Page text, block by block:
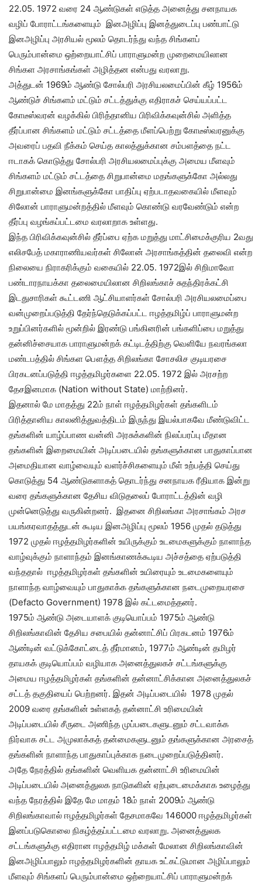
22.05. 1972 வரை 24 ஆண்டுகள் எடுத்த அனைத்து சனநாயக
வழிப் போராட்டங்களையும் இனஅழிப்பு இனத்துடைப்பு பண்பாட்டு
இனஅழிப்பு அரசியல் மூலம் தொடர்ந்து வந்த சிங்களப்
பெரும்பான்மை ஒற்றையாட்சிப் பாராளுமன்ற முறைமையிலான
சிங்கள அரசாங்கங்கள் அழித்தன என்பது வரலாறு.
அத்துடன் 1969ம் ஆண்டு சோல்பரி அரசியலமைப்பின் கீழ் 1956ம்
ஆண்டுச் சிங்களம் மட்டும் சட்டத்துக்கு எதிராகச் செய்யப்பட்ட
கோடீஸ்வரன் வழக்கில் பிரித்தானிய பிரிவிக்கவுன்சில் அளித்த
தீர்ப்பான சிங்களம் மட்டும் சட்டத்தை மீளப்பெற்று கோடீஸ்வரனுக்கு
அவரைப் பதவி நீக்கம் செய்த காலத்துக்கான சம்பளத்தை நட்ட
ஈடாகக் கொடுத்து சோல்பரி அரசியலமைப்புக்கு அமைய மீளவும்
சிங்களம் மட்டும் சட்டத்தை சிறுபான்மை மதங்களுக்கோ அல்லது
சிறுபான்மை இனங்களுக்கோ பாதிப்பு ஏற்படாதவகையில் மீளவும்
சிலோன் பாராளுமன்றத்தில் மீளவும் கொண்டு வரவேண்டும் என்ற
தீர்ப்பு வழங்கப்பட்டமை வரலாறாக உள்ளது.
இந்த பிரிவிக்கவுன்சில் தீர்ப்பை ஏற்க மறுத்து மாட்சிமைக்குரிய 2வது
எலிசபேத் மகாராணியவர்கள் சிலோன் அரசாங்கத்தின் தலைவி என்ற
நிலையை நிராகரிக்கும் வகையில் 22.05. 1972இல் சிறிமாவோ
பண்டாரநாயக்கா தலைமையிலான சிறிலங்காச் சுதந்திரக்கட்சி
இடதுசாரிகள் கூட்டணி ஆட்சியாளர்கள் சோல்பரி அரசியலமைப்பை
வன்முறைப்படுத்தி தேர்ந்தெடுக்கப்பட்ட ஈழத்தமிழ்ப் பாராளுமன்ற
உறுப்பினர்களில் மூன்றில் இரண்டு பங்கினரின் பங்களிப்பை மறுத்து
தன்னிச்சையாக பாராளுமன்றக் கட்டிடத்திற்கு வெளியே நவரங்கலா
மண்டபத்தில் சிங்கள பௌத்த சிறிலங்கா சோசலிச குடியரசை
பிரகடனப்படுத்தி ஈழத்தமிழர்களை 22.05. 1972 இல் அரசற்ற
தேசஇனமாக (Nation without State) மாற்றினர்.
இதனால் மே மாதத்து 22ம் நாள் ஈழத்தமிழர்கள் தங்களிடம்
பிரித்தானிய காலனித்துவத்திடம் இருந்து இயல்பாகவே மீண்டுவிட்ட
தங்களின் யாழ்ப்பாண வன்னி அரசுக்களின் நிலப்பரப்பு மீதான
தங்களின் இறைமையின் அடிப்படையில் தங்களுக்கான பாதுகாப்பான
அமைதியான வாழ்வையும் வளர்ச்சிகளையும் மீள் உற்பத்தி செய்து
கொடுத்து 54 ஆண்டுகளாகத் தொடர்ந்து சனநாயக ரீதியாக இன்று
வரை தங்களுக்கான தேசிய விடுதலைப் போராட்டத்தின் வழி
முன்னெடுத்து வருகின்றனர். இதனை சிறிலங்கா அரசாங்கம் அரச
பயங்கரவாதத்துடன் கூடிய இனஅழிப்பு மூலம் 1956 முதல் தடுத்து
1972 முதல் ஈழத்தமிழர்களின் உயிருக்கும் உடமைகளுக்கும் நாளாந்த
வாழ்வுக்கும் நாளாந்தம் இனங்காணக்கூடிய அச்சத்தை ஏற்படுத்தி
வந்ததால் ஈழத்தமிழர்கள் தங்களின் உயிரையும் உடமைகளையும்
நாளாந்த வாழ்வையும் பாதுகாக்க தங்களுக்கான நடைமுறையரசை
(Defacto Government) 1978 இல் கட்டமைத்தனர்.
1975ம் ஆண்டு அடையாளக் குடியொப்பம் 1975ம் ஆண்டு
சிறிலங்காவின் தேசிய சபையில் தன்னாட்சிப் பிரகடனம் 1976ம்
ஆண்டின் வட்டுக்கோட்டைத் தீர்மானம், 1977ம் ஆண்டின் தமிழர்
தாயகக் குடியொப்பம் வழியாக அனைத்துலகச் சட்டங்களுக்கு
அமைய ஈழத்தமிழர்கள் தங்களின் தன்னாட்சிக்கான அனைத்துலகச்
சட்டத் தகுதியைப் பெற்றனர். இதன் அடிப்படையில் 1978 முதல்
2009 வரை தங்களின் உள்ளகத் தன்னாட்சி உரிமையின்
அடிப்படையில் சீருடை அணிந்த முப்படைகளுடனும் சட்டவாக்க
நிர்வாக சட்ட அமுலாக்கத் தன்மைகளுடனும் தங்களுக்கான அரசைத்
தங்களின் நாளாந்த பாதுகாப்புக்காக நடைமுறைப்படுத்தினர்.
அதே நேரத்தில் தங்களின் வெளியக தன்னாட்சி உரிமையின்
அடிப்படையில் அனைத்துலக நாடுகளின் ஏற்புடைமைக்காக உழைத்து
வந்த நேரத்தில் இதே மே மாதம் 18ம் நாள் 2009ம் ஆண்டு
சிறிலங்காவால் ஈழத்தமிழர்கள் தேசமாகவே 146000 ஈழத்தமிழர்கள்
இனப்படுகொலை நிகழ்த்தப்பட்டமை வரலாறு. அனைத்துலக
சட்டங்களுக்கு எதிரான ஈழத்தமிழ் மக்கள் மேலான சிறிலங்காவின்
இனஅழிப்பாலும் ஈழத்தமிழர்களின் தாயக உட்கட்டுமான அழிப்பாலும்
மீளவும் சிங்களப் பெரும்பான்மை ஒற்றையாட்சிப் பாராளுமன்றக்